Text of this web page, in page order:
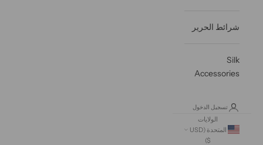
شرائط الحرير
Silk
Accessories
تسجيل الدخول
الولايات
المتحدة (USD
$)